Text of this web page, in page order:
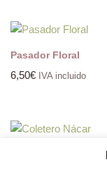
Pasador Floral
6,50€ IVA incluido